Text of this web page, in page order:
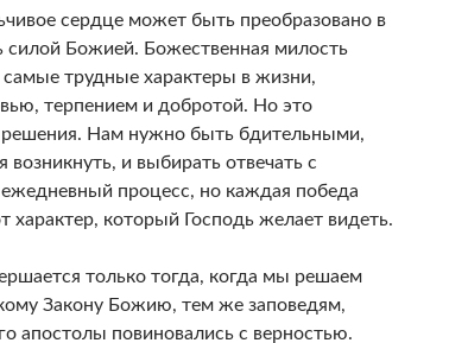
сердце может быть преобразовано в
силой Божией. Божественная милость
самые трудные характеры в жизни,
терпением и добротой. Но это
решения. Нам нужно быть бдительными,
возникнуть, и выбирать отвечать с
процесс, но каждая победа
характер, который Господь желает видеть.
только тогда, когда мы решаем
Закону Божию, тем же заповедям,
апостолы повиновались с верностью.